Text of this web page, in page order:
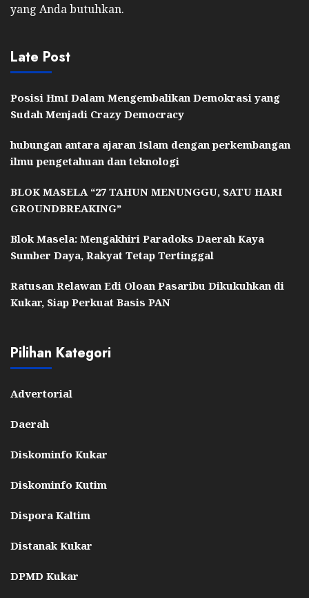
yang Anda butuhkan.
Late Post
Posisi HmI Dalam Mengembalikan Demokrasi yang
Sudah Menjadi Crazy Democracy
hubungan antara ajaran Islam dengan perkembangan
ilmu pengetahuan dan teknologi
BLOK MASELA “27 TAHUN MENUNGGU, SATU HARI
GROUNDBREAKING”
Blok Masela: Mengakhiri Paradoks Daerah Kaya
Sumber Daya, Rakyat Tetap Tertinggal
Ratusan Relawan Edi Oloan Pasaribu Dikukuhkan di
Kukar, Siap Perkuat Basis PAN
Pilihan Kategori
Advertorial
Daerah
Diskominfo Kukar
Diskominfo Kutim
Dispora Kaltim
Distanak Kukar
DPMD Kukar